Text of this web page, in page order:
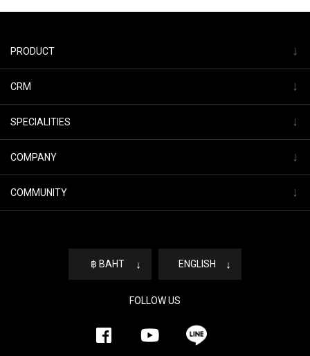
฿ BAHT ↓ ENGLISH ↓
FOLLOW US
PRODUCT ↓
CRM ↓
SPECIALITIES ↓
COMPANY ↓
COMMUNITY ↓